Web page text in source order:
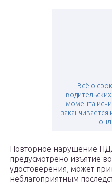
Всё о
момента
заканчивается
Повторное нарушение
предусмотрено изъятие
удостоверения, может
неблагоприятным